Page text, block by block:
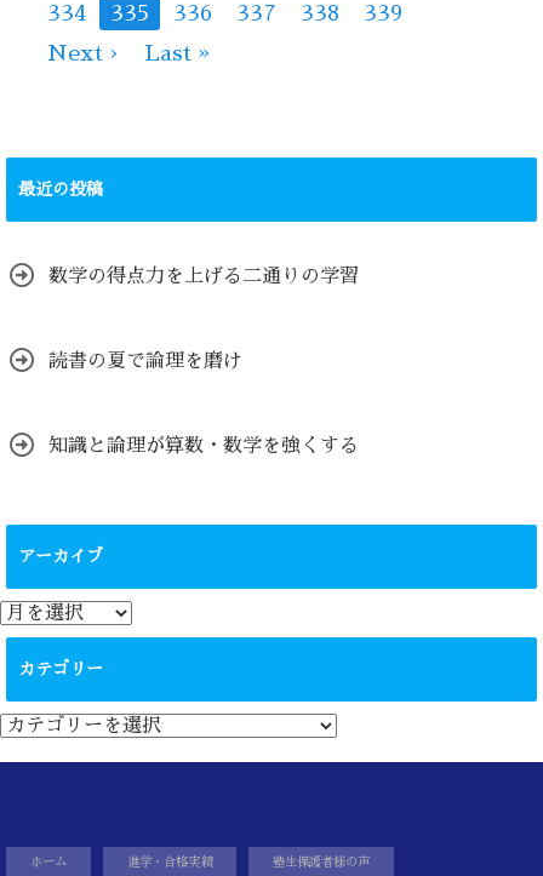
334
335 336 337 338
339
Next ›
Last »
最近の投稿
数学の得点力を上げる二通りの学習
読書の夏で論理を磨け
知識と論理が算数・数学を強くする
アーカイブ
ア
ー
カテゴリー
カ
テ
ゴ
ホーム 進学・合格実績 塾生保護者様の声